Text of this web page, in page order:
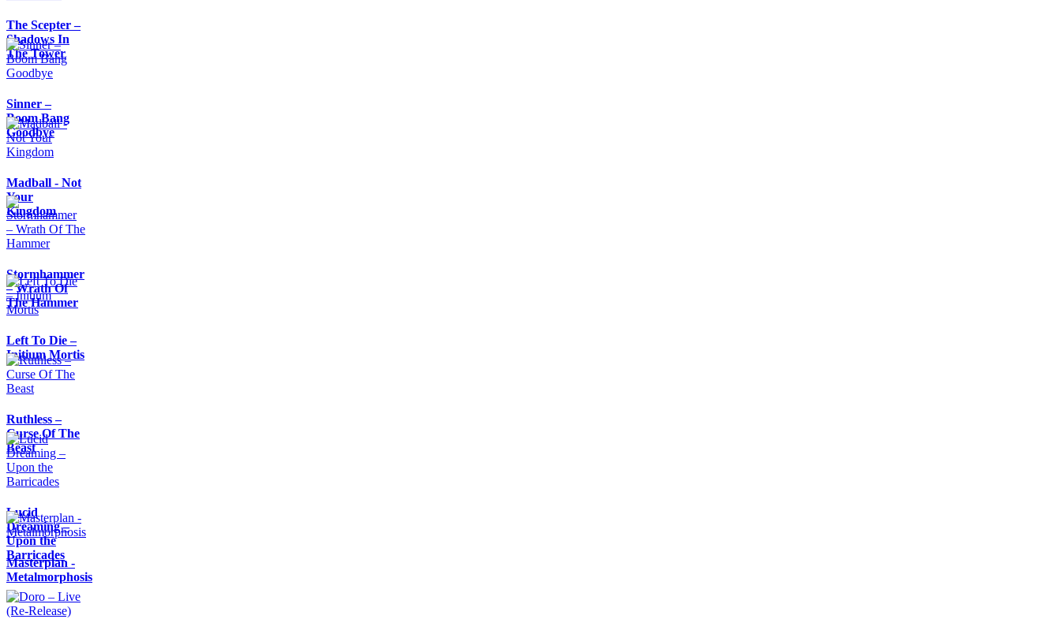
The Scepter –
Shadows In
The Tower
Sinner –
Boom Bang
Goodbye
Madball - Not
Your
Kingdom
Stormhammer
– Wrath Of
The Hammer
Left To Die –
Initium Mortis
Ruthless –
Curse Of The
Beast
Lucid
Dreaming –
Upon the
Barricades
Masterplan -
Metalmorphosis